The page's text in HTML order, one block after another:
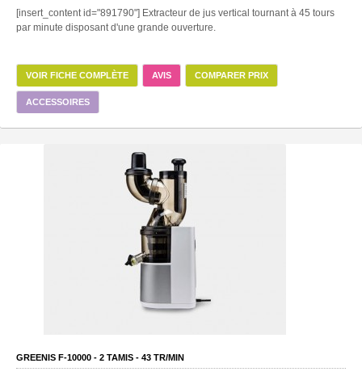
[insert_content id="891790"] Extracteur de jus vertical tournant à 45 tours
par minute disposant d'une grande ouverture.
VOIR FICHE COMPLÈTE AVIS COMPARER PRIX
ACCESSOIRES
GREENIS F-10000 - 2 TAMIS - 43 TR/MIN